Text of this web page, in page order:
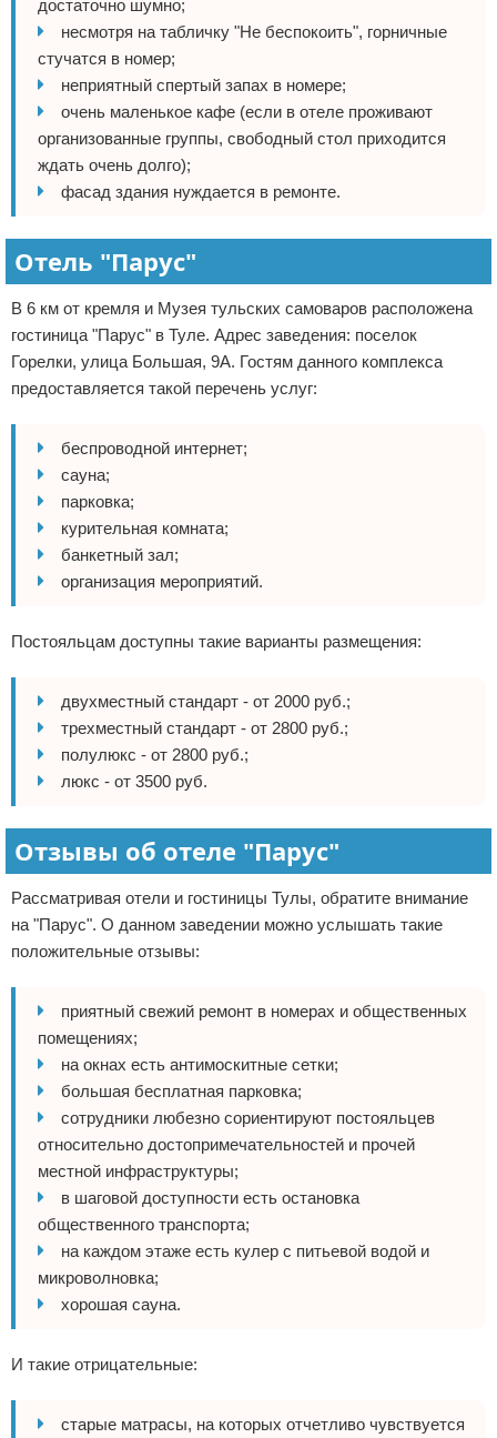
достаточно шумно;
несмотря на табличку "Не беспокоить", горничные
стучатся в номер;
неприятный спертый запах в номере;
очень маленькое кафе (если в отеле проживают
организованные группы, свободный стол приходится
ждать очень долго);
фасад здания нуждается в ремонте.
Отель "Парус"
В 6 км от кремля и Музея тульских самоваров расположена
гостиница "Парус" в Туле. Адрес заведения: поселок
Горелки, улица Большая, 9А. Гостям данного комплекса
предоставляется такой перечень услуг:
беспроводной интернет;
сауна;
парковка;
курительная комната;
банкетный зал;
организация мероприятий.
Постояльцам доступны такие варианты размещения:
двухместный стандарт - от 2000 руб.;
трехместный стандарт - от 2800 руб.;
полулюкс - от 2800 руб.;
люкс - от 3500 руб.
Отзывы об отеле "Парус"
Рассматривая отели и гостиницы Тулы, обратите внимание
на "Парус". О данном заведении можно услышать такие
положительные отзывы:
приятный свежий ремонт в номерах и общественных
помещениях;
на окнах есть антимоскитные сетки;
большая бесплатная парковка;
сотрудники любезно сориентируют постояльцев
относительно достопримечательностей и прочей
местной инфраструктуры;
в шаговой доступности есть остановка
общественного транспорта;
на каждом этаже есть кулер с питьевой водой и
микроволновка;
хорошая сауна.
И такие отрицательные:
старые матрасы, на которых отчетливо чувствуется